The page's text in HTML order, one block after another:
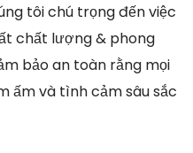
tôi chú trọng đến việc
chất lượng & phong
bảo an toàn rằng mọi
ấm và tình cảm sâu sắc